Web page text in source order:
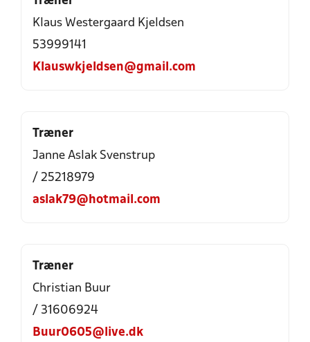
Klaus Westergaard Kjeldsen
53999141
Klauswkjeldsen@gmail.com
Træner
Janne Aslak Svenstrup
/ 25218979
aslak79@hotmail.com
Træner
Christian Buur
/ 31606924
Buur0605@live.dk